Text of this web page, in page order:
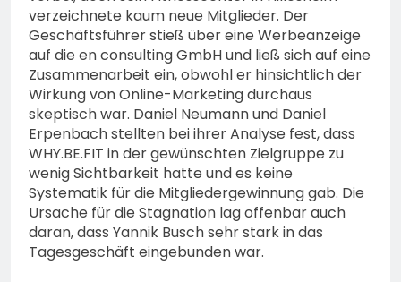
verzeichnete kaum neue Mitglieder. Der
Geschäftsführer stieß über eine Werbeanzeige
auf die en consulting GmbH und ließ sich auf eine
Zusammenarbeit ein, obwohl er hinsichtlich der
Wirkung von Online-Marketing durchaus
skeptisch war. Daniel Neumann und Daniel
Erpenbach stellten bei ihrer Analyse fest, dass
WHY.BE.FIT in der gewünschten Zielgruppe zu
wenig Sichtbarkeit hatte und es keine
Systematik für die Mitgliedergewinnung gab. Die
Ursache für die Stagnation lag offenbar auch
daran, dass Yannik Busch sehr stark in das
Tagesgeschäft eingebunden war.